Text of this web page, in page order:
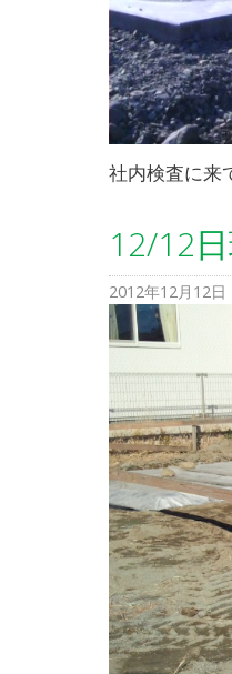
社内検査に来
12/12
2012年12月12日